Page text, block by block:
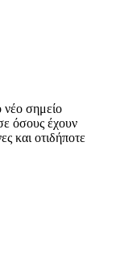
νέο σημείο
όσους έχουν
και οτιδήποτε